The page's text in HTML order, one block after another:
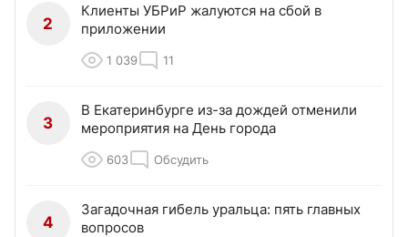
2
Клиенты УБРиР жалуются на сбой в
приложении
1 039 11
3
В Екатеринбурге из-за дождей отменили
мероприятия на День города
603 Обсудить
4
Загадочная гибель уральца: пять главных
вопросов